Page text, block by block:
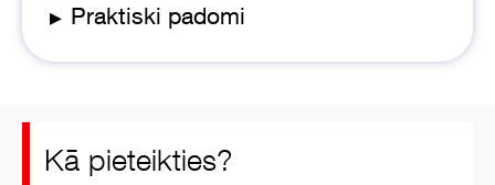
▸ Praktiski padomi
Kā pieteikties?